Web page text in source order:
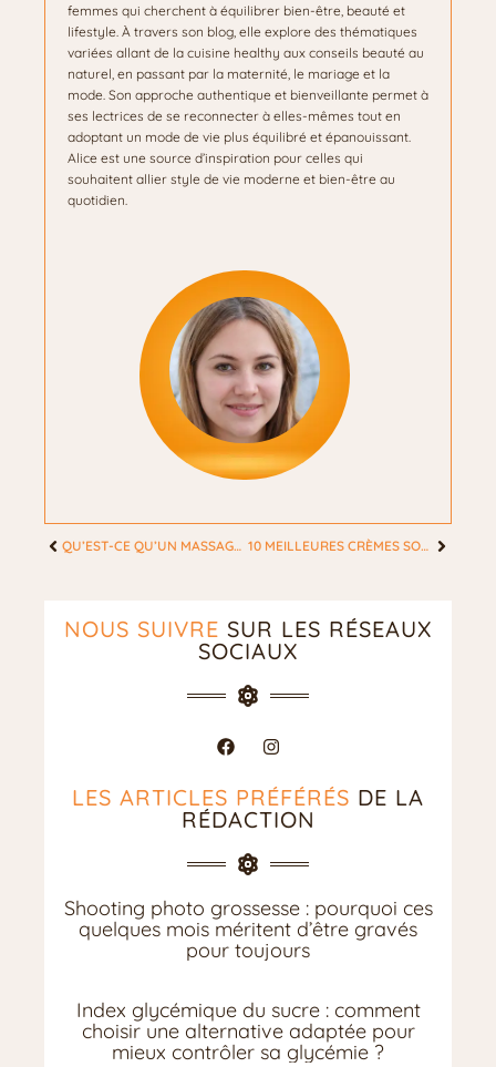
femmes qui cherchent à équilibrer bien-être, beauté et
lifestyle. À travers son blog, elle explore des thématiques
variées allant de la cuisine healthy aux conseils beauté au
naturel, en passant par la maternité, le mariage et la
mode. Son approche authentique et bienveillante permet à
ses lectrices de se reconnecter à elles-mêmes tout en
adoptant un mode de vie plus équilibré et épanouissant.
Alice est une source d’inspiration pour celles qui
souhaitent allier style de vie moderne et bien-être au
quotidien.
QU’EST-CE QU’UN MASSAGE DE DRAINAGE LYMPHATIQUE ET AMÉLIORE-T-IL VRAIMENT VOTRE SANTÉ ? 10 MEILLEURES CRÈMES SOLAIRES POUR PROTÉGER LA PEAU
NOUS SUIVRE SUR LES RÉSEAUX
SOCIAUX
LES ARTICLES PRÉFÉRÉS DE LA
RÉDACTION
Shooting photo grossesse : pourquoi ces
quelques mois méritent d’être gravés
pour toujours
Index glycémique du sucre : comment
choisir une alternative adaptée pour
mieux contrôler sa glycémie ?